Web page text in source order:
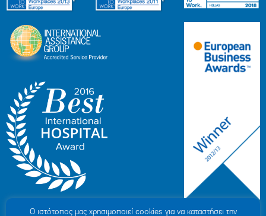
Ο ιστότοπoς μας χρησιμοποιεί cookies για να καταστήσει την